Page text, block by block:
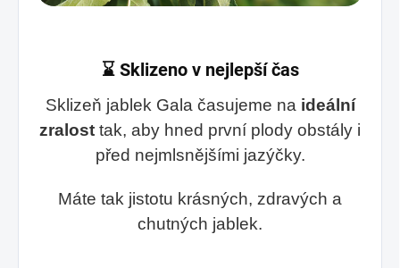
⌛ Sklizeno v nejlepší čas
Sklizeň jablek Gala časujeme na ideální
zralost tak, aby hned první plody obstály i
před nejmlsnějšími jazýčky.
Máte tak jistotu krásných, zdravých a
chutných jablek.